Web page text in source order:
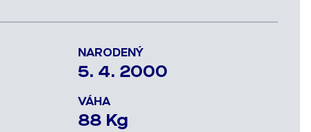
NARODENÝ
5. 4. 2000
VÁHA
88 Kg